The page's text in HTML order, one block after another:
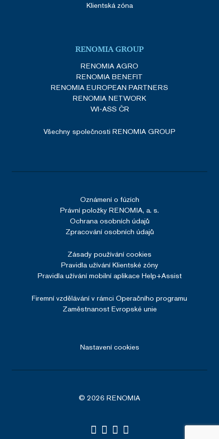
Klientská zóna
RENOMIA GROUP
RENOMIA AGRO
RENOMIA BENEFIT
RENOMIA EUROPEAN PARTNERS
RENOMIA NETWORK
WI-ASS ČR
Všechny společnosti RENOMIA GROUP
Oznámení o fúzích
Právní položky RENOMIA, a. s.
Ochrana osobních údajů
Zpracování osobních údajů
Zásady používání cookies
Pravidla užívání Klientské zóny
Pravidla užívání mobilní aplikace Help+Assist
Firemní vzdělávání v rámci Operačního programu
Zaměstnanost Evropské unie
Nastavení cookies
© 2026 RENOMIA